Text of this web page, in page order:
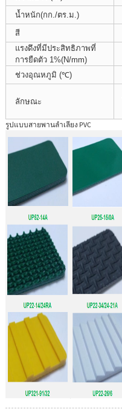
น้ำหนัก(กก./ตร.ม.)
สี
แรงดึงที่มีประสิทธิภาพที่
การยืดตัว 1%(N/mm)
ช่วงอุณหภูมิ (℃)
ลักษณะ
รูปแบบสายพานลำเลียง PVC